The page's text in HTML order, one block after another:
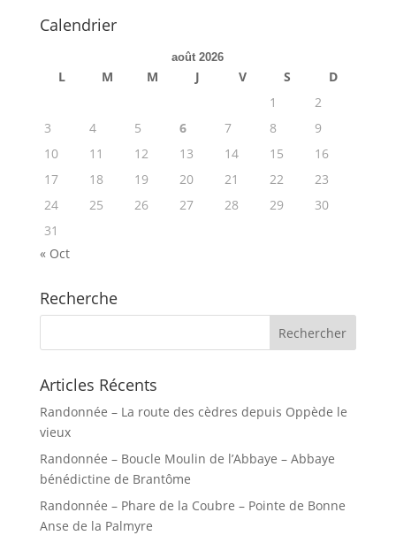
Calendrier
août 2026
L M M J V S
D
1
2
3
4 5 6 7 8
9
10
11 12 13 14 15
16
17
18 19 20 21 22
23
24
25 26 27 28 29
30
31
« Oct
Recherche
Articles Récents
Randonnée – La route des cèdres depuis Oppède le
vieux
Randonnée – Boucle Moulin de l’Abbaye – Abbaye
bénédictine de Brantôme
Randonnée – Phare de la Coubre – Pointe de Bonne
Anse de la Palmyre